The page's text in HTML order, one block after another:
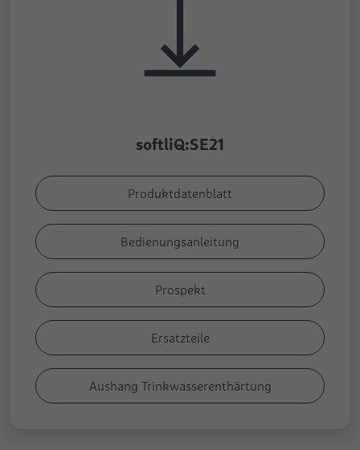
softliQ:SE21
Produktdatenblatt
Bedienungsanleitung
Prospekt
Ersatzteile
Aushang Trinkwasserenthärtung